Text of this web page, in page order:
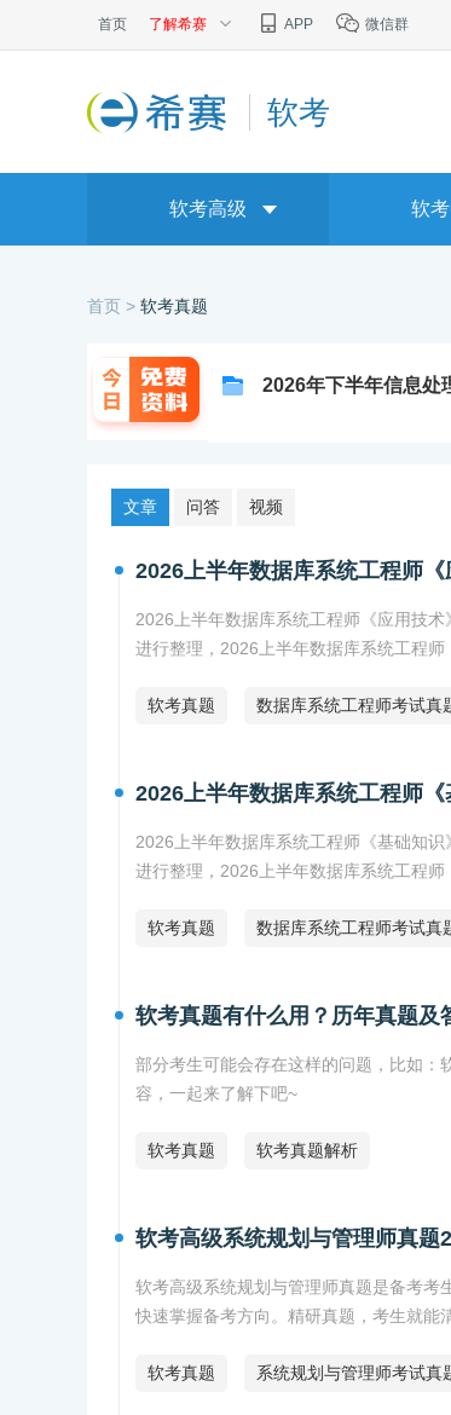
首页 了解希赛 APP 微信群
软考
软考高级 软
首页 > 软考真题
2026年下半年信息处
文章 问答 视频
2026上半年数据库系统工程师
2026上半年数据库系统工程师《应用技
进行整理，2026上半年数据库系统工程师
软考真题 数据库系统工程师考试真
2026上半年数据库系统工程师
2026上半年数据库系统工程师《基础知
进行整理，2026上半年数据库系统工程师
软考真题 数据库系统工程师考试真
软考真题有什么用？历年真题及
部分考生可能会存在这样的问题，比如：
容，一起来了解下吧~
软考真题 软考真题解析
软考高级系统规划与管理师真题
软考高级系统规划与管理师真题是备考考
快速掌握备考方向。精研真题，考生就能
软考真题 系统规划与管理师考试真